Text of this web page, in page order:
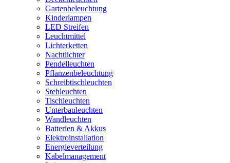
Gartenbeleuchtung
Kinderlampen
LED Streifen
Leuchtmittel
Lichterketten
Nachtlichter
Pendelleuchten
Pflanzenbeleuchtung
Schreibtischleuchten
Stehleuchten
Tischleuchten
Unterbauleuchten
Wandleuchten
Batterien & Akkus
Elektroinstallation
Energieverteilung
Kabelmanagement